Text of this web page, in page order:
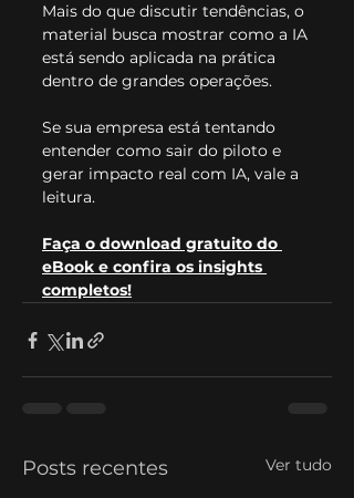
Mais do que discutir tendências, o
material busca mostrar como a IA
está sendo aplicada na prática
dentro de grandes operações.
Se sua empresa está tentando
entender como sair do piloto e
gerar impacto real com IA, vale a
leitura.
Faça o download gratuito do
eBook e confira os insights
completos!
Posts recentes Ver tudo